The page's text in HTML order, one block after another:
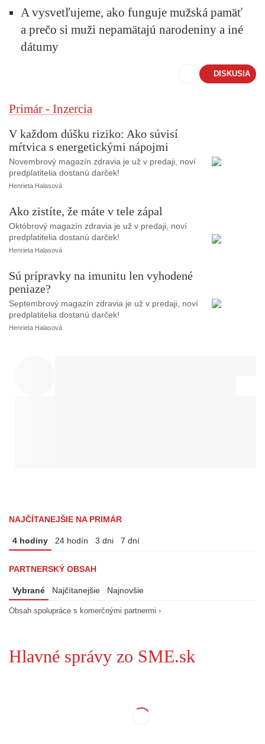
A vysvetľujeme, ako funguje mužská pamäť
a prečo si muži nepamätajú narodeniny a iné
dátumy
DISKUSIA
Primár - Inzercia
V každom dúšku riziko: Ako súvisí
mŕtvica s energetickými nápojmi
Novembrový magazín zdravia je už v predaji, noví
predplatitelia dostanú darček!
Henrieta Halasová
Ako zistíte, že máte v tele zápal
Októbrový magazín zdravia je už v predaji, noví
predplatitelia dostanú darček!
Henrieta Halasová
Sú prípravky na imunitu len vyhodené
peniaze?
Septembrový magazín zdravia je už v predaji, noví
predplatitelia dostanú darček!
Henrieta Halasová
NAJČÍTANEJŠIE NA PRIMÁR
4 hodiny 24 hodín 3 dni 7 dní
PARTNERSKÝ OBSAH
Vybrané Najčítanejšie Najnovšie
Obsah spolupráce s komerčnými partnermi ›
Hlavné správy zo SME.sk